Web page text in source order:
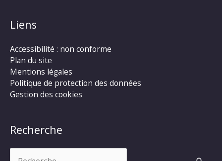
Liens
Accessibilité : non conforme
Plan du site
Mentions légales
Politique de protection des données
Gestion des cookies
Recherche